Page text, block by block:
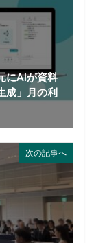
にAIが資料
成」月の利
次の記事へ